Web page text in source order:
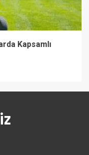
Kapsamlı